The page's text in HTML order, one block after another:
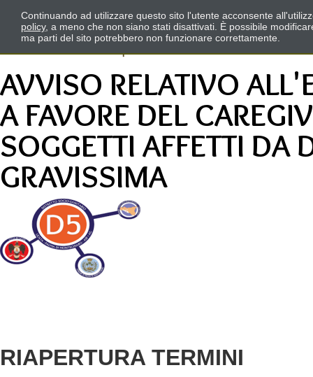
AVVISO RELATIVO
A FAVORE DEL
SOGGETTI AFFETTI DA
GRAVISSIMA
RIAPERTURA TERMINI
Continuando ad utilizzare questo sito l'utente acconsente
policy, a meno che non siano stati disattivati. È possibile
ma parti del sito potrebbero non funzionare correttamente.